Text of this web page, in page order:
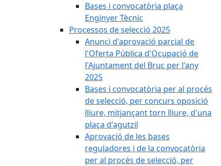
Bases i convocatòria plaça
Enginyer Tècnic
Processos de selecció 2025
Anunci d'aprovació parcial de
l'Oferta Pública d'Ocupació de
l'Ajuntament del Bruc per l'any
2025
Bases i convocatòria per al procés
de selecció, per concurs oposició
lliure, mitjançant torn lliure, d'una
plaça d'agutzil
Aprovació de les bases
reguladores i de la convocatòria
per al procés de selecció, per